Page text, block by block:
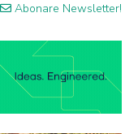
Abonare Newsletter!